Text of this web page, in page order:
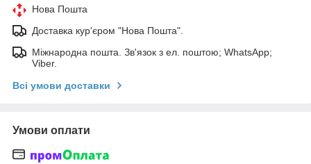
Нова Пошта
Доставка кур'єром "Нова Пошта".
Міжнародна пошта. Зв'язок з ел. поштою; WhatsApp;
Viber.
Всі умови доставки
Умови оплати